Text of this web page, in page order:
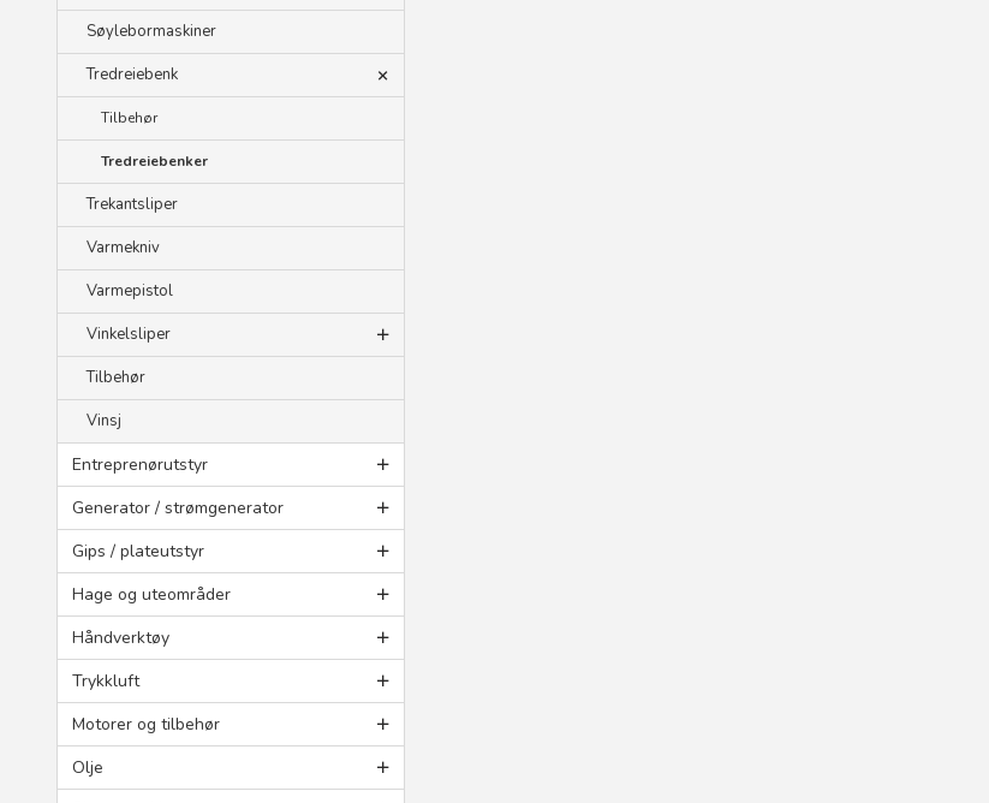
Søylebormaskiner
Tredreiebenk
Tilbehør
Tredreiebenker
Trekantsliper
Varmekniv
Varmepistol
Vinkelsliper
Tilbehør
Vinsj
Entreprenørutstyr
Generator / strømgenerator
Gips / plateutstyr
Hage og uteområder
Håndverktøy
Trykkluft
Motorer og tilbehør
Olje